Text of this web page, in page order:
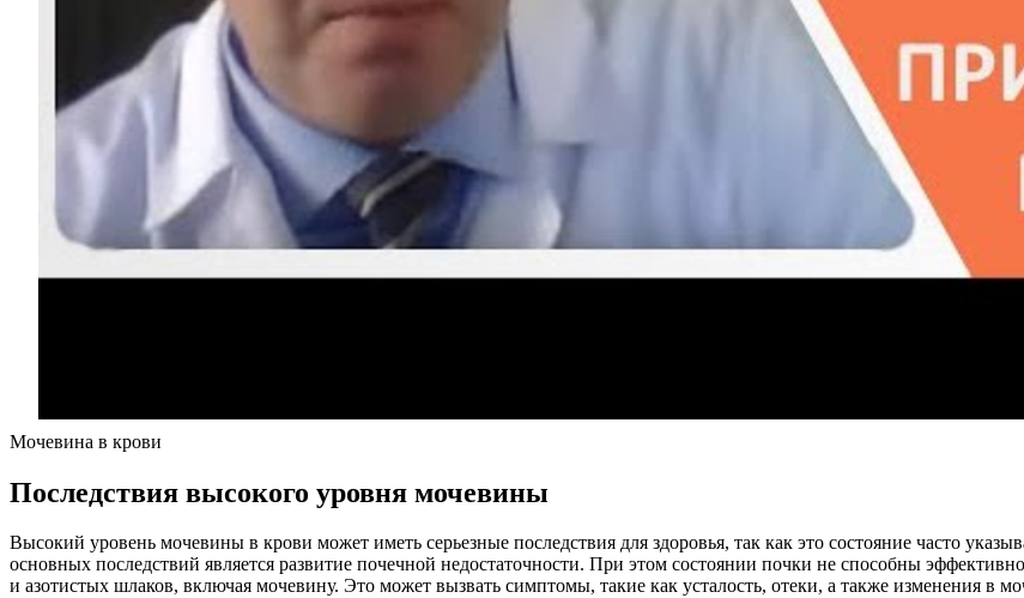
Мочевина в крови
Последствия высокого уровня мочевины
Высокий уровень мочевины в крови может иметь серьезные последствия для здоровья, так как это состояние часто
основных последствий является развитие почечной недостаточности. При этом состоянии почки не способны
и азотистых шлаков, включая мочевину. Это может вызвать симптомы, такие как усталость, отеки, а также изменения в